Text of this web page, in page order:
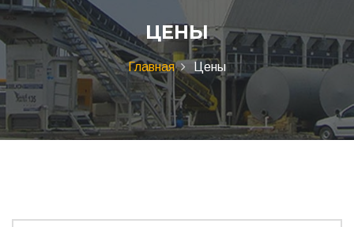
ЦЕНЫ
Главная Цены